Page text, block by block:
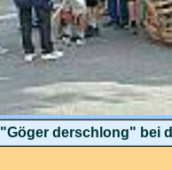
"Göger derschlong" bei